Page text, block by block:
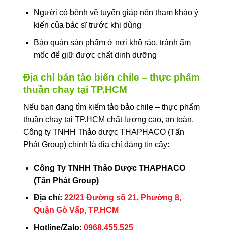
Người có bệnh về tuyến giáp nên tham khảo ý
kiến của bác sĩ trước khi dùng
Bảo quản sản phẩm ở nơi khô ráo, tránh ẩm
mốc để giữ được chất dinh dưỡng
Địa chỉ bán tảo biển chile – thực phẩm
thuần chay tại TP.HCM
Nếu bạn đang tìm kiếm tảo bảo chile – thực phẩm
thuần chay tại TP.HCM chất lượng cao, an toàn.
Công ty TNHH Thảo dược THAPHACO (Tấn
Phát Group) chính là địa chỉ đáng tin cậy:
Công Ty TNHH Thảo Dược THAPHACO
(Tấn Phát Group)
Địa chỉ: 22/21 Đường số 21, Phường 8,
Quận Gò Vấp, TP.HCM
Hotline/Zalo: 0968.455.525